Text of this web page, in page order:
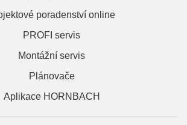
poradenství online
PROFI servis
Montážní servis
Plánovače
Aplikace HORNBACH